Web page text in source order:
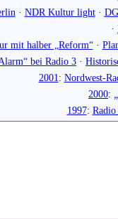
· NDR Kultur light·
·
mit halber „Reform“·
bei Radio 3 ·
2001: Nordwest-
2000:
1997: